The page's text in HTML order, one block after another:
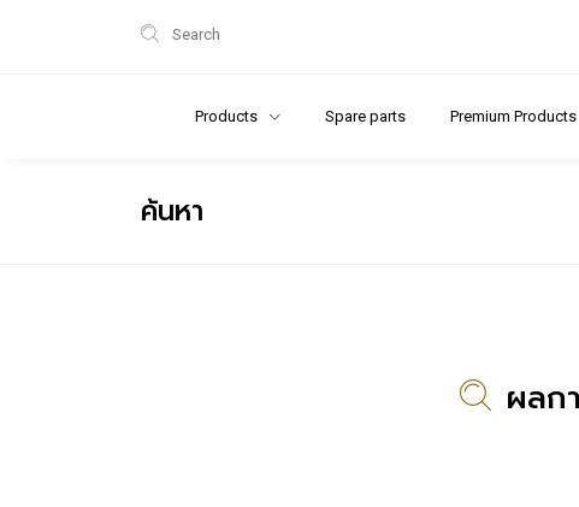
Search
Products Spare parts Premium Products
ค้นหา
ผลก